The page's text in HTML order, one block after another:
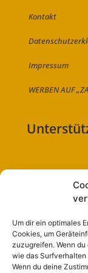
Um dir ein optimales
Cookies, um
zuzugreifen. Wenn
wie das
Wenn du deine
Kontakt
Impressum
WERBEN AUF
Folge uns auf:
Navigation